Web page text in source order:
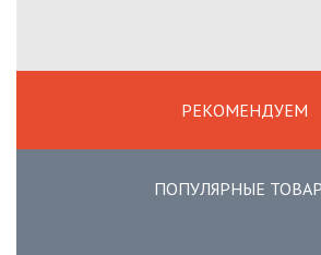
РЕКОМЕНДУЕМ
ПОПУЛЯРНЫЕ